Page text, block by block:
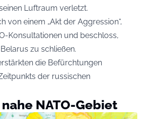
Luftraum verletzt.
von einem „Akt der Aggression“,
Konsultationen und beschloss,
zu schließen.
die Befürchtungen
der russischen
NATO-Gebiet